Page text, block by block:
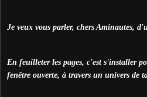
Je veux vous parler, chers Aminautes,
En feuilleter les pages, c'est s'installer
fenêtre ouverte, à travers un univers de